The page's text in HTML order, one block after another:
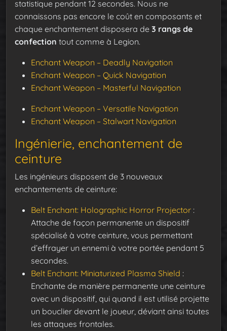
statistique pendant 12 secondes. Nous ne
connaissons pas encore le coût en composants et
chaque enchantement disposera de 3 rangs de
confection tout comme à Legion.
Enchant Weapon – Deadly Navigation
Enchant Weapon – Quick Navigation
Enchant Weapon – Masterful Navigation
Enchant Weapon – Versatile Navigation
Enchant Weapon – Stalwart Navigation
Ingénierie, enchantement de
ceinture
Les ingénieurs disposent de 3 nouveaux
enchantements de ceinture:
Belt Enchant: Holographic Horror Projector :
Attache de façon permanente un dispositif
spécialisé à votre ceinture, vous permettant
d’effrayer un ennemi à votre portée pendant 5
secondes.
Belt Enchant: Miniaturized Plasma Shield :
Enchante de manière permanente une ceinture
avec un dispositif, qui quand il est utilisé projette
un bouclier devant le joueur, déviant ainsi toutes
les attaques frontales.